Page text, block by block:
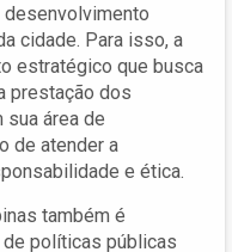
cidade. Para isso, a
estratégico que busca
prestação dos
sua área de
de atender a
e ética.
também é
políticas públicas